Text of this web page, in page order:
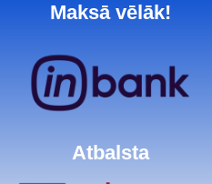
Maksā vēlāk!
Atbalsta